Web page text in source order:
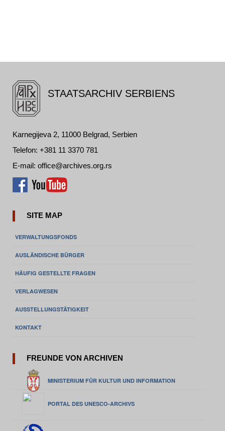
STAATSARCHIV SERBIENS
Karnegijeva 2, 11000 Belgrad, Serbien
Telefon: +381 11 3370 781
E-mail: office@archives.org.rs
SITE MAP
VERWALTUNGSFONDS
AUSLÄNDISCHE BÜRGER
HÄUFIG GESTELLTE FRAGEN
VERLAGWESEN
AUSSTELLUNGSTÄTIGKEIT
KONTAKT
FREUNDE VON ARCHIVEN
MINISTERIUM FÜR KULTUR UND INFORMATION
PORTAL DES UNESCO-ARCHIVS